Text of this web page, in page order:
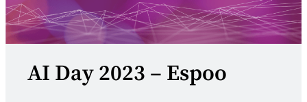
AI Day 2023 – Espoo